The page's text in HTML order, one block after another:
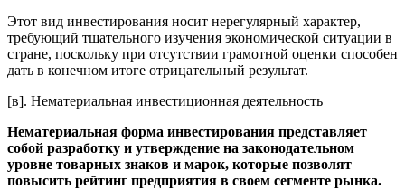
Этот вид инвестирования носит нерегулярный характер,
требующий тщательного изучения экономической ситуации в
стране, поскольку при отсутствии грамотной оценки способен
дать в конечном итоге отрицательный результат.
[в]. Нематериальная инвестиционная деятельность
Нематериальная форма инвестирования представляет
собой разработку и утверждение на законодательном
уровне товарных знаков и марок, которые позволят
повысить рейтинг предприятия в своем сегменте рынка.